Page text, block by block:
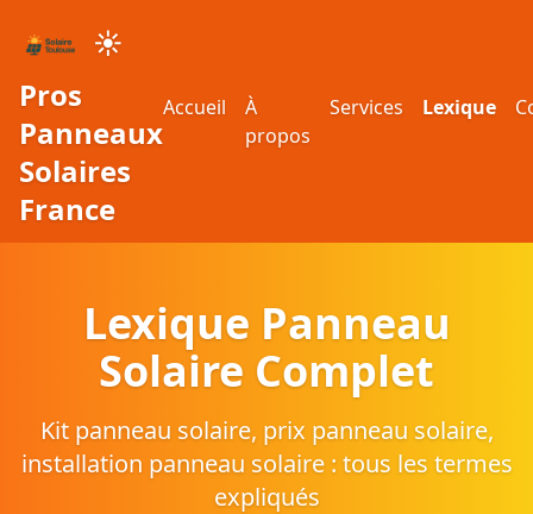
☀️
Pros
Panneaux
Solaires
France
Accueil
À
propos
Services Lexique
Lexique Panneau
Solaire Complet
Kit panneau solaire, prix panneau solaire,
installation panneau solaire : tous les termes
expliqués